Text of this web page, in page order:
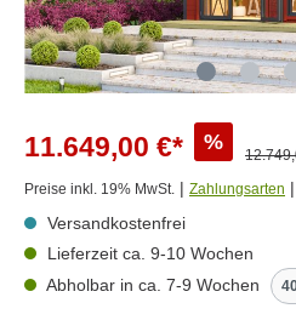
11.649,00 €* %
Preise inkl. 19% MwSt. | Zahlungsarten |
Versandkostenfrei
Lieferzeit ca. 9-10 Wochen
Abholbar in ca. 7-9 Wochen